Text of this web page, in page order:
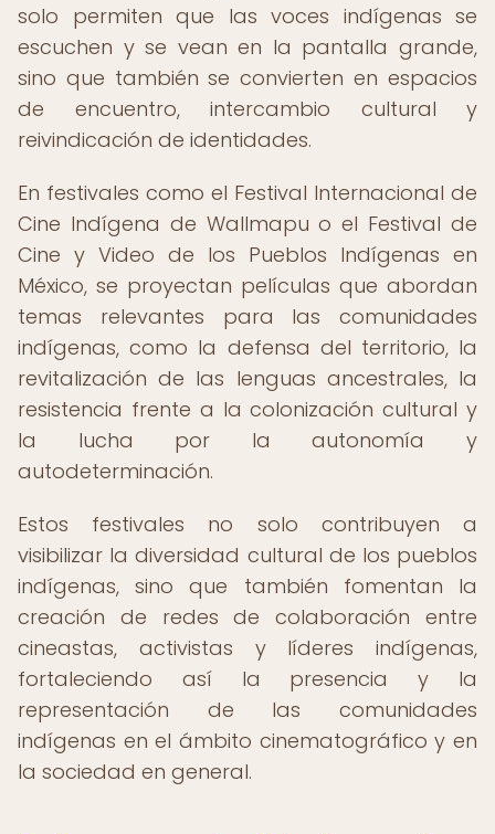
solo permiten que las voces indígenas se
escuchen y se vean en la pantalla grande,
sino que también se convierten en espacios
de encuentro, intercambio cultural y
reivindicación de identidades.
En festivales como el Festival Internacional de
Cine Indígena de Wallmapu o el Festival de
Cine y Video de los Pueblos Indígenas en
México, se proyectan películas que abordan
temas relevantes para las comunidades
indígenas, como la defensa del territorio, la
revitalización de las lenguas ancestrales, la
resistencia frente a la colonización cultural y
la lucha por la autonomía y
autodeterminación.
Estos festivales no solo contribuyen a
visibilizar la diversidad cultural de los pueblos
indígenas, sino que también fomentan la
creación de redes de colaboración entre
cineastas, activistas y líderes indígenas,
fortaleciendo así la presencia y la
representación de las comunidades
indígenas en el ámbito cinematográfico y en
la sociedad en general.